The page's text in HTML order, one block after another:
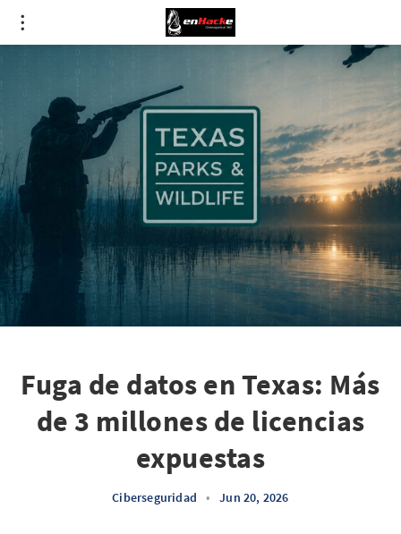
Fuga de datos en Texas: Más
de 3 millones de licencias
expuestas
Ciberseguridad • Jun 20, 2026